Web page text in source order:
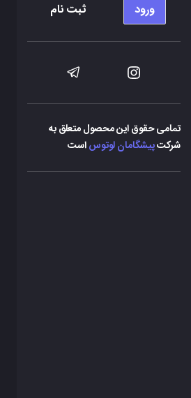
ورود ثبت نام
تمامی حقوق این محصول متعلق به
شرکتپیشگامان لوتوساست